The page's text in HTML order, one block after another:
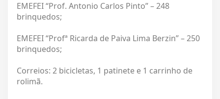
EMEFEI “Prof. Antonio Carlos Pinto” – 248
brinquedos;
EMEFEI “Profª Ricarda de Paiva Lima Berzin” – 250
brinquedos;
Correios: 2 bicicletas, 1 patinete e 1 carrinho de
rolimã.